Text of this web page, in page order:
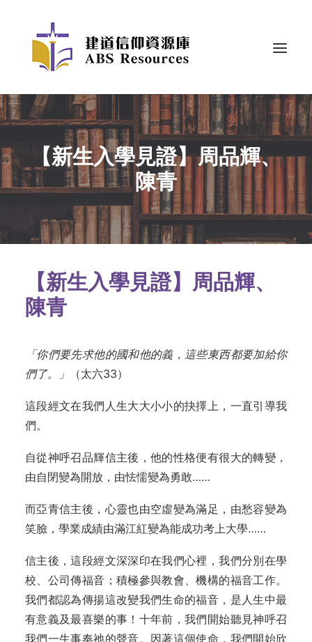
【新生入學見證】周品輝、
陳青
【新生入學見證】周品輝、
陳青
「你們要先求他的國和他的義，這些東西都要加給你
們了。」
（太六33）
這段經文在我們人生大大小小的抉擇上，一直引導我
們。
自從神呼召品輝信主後，他的性格便有很大的轉變，
由自閉變為開放，由怯懦變為勇敢……
而亞青信主後，心靈也由空虛變為滿足，由愁容變為
笑臉，學業成績由滿江紅變為能成功考上大學……
信主後，這段經文深深印在我們心裡，我們分別在學
校、公司傳福音；積極參與教會、機構的福音工作。
我們都認為傳揚這改變我們生命的福音，是人生中最
有意義及最喜樂的事！十年前，我們開始聽見神呼召
我們一生事奉祂的聲音。因著這個使命，我們開始欣